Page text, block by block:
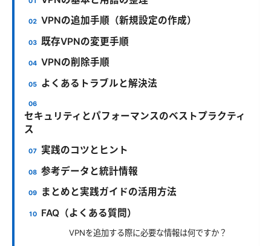
VPNの追加手順（新規設定の作成）
既存VPNの変更手順
VPNの削除手順
よくあるトラブルと解決法
セキュリティとパフォーマンスのベストプラクティ
ス
実践のコツとヒント
参考データと統計情報
まとめと実践ガイドの活用方法
FAQ（よくある質問）
VPNを追加する際に必要な情報は何ですか？